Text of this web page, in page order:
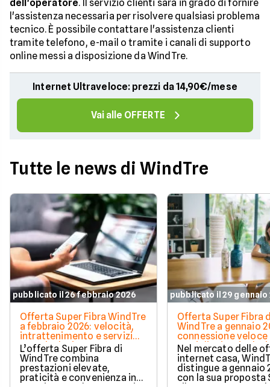
dell'operatore. Il servizio clienti sarà in grado di fornire
l'assistenza necessaria per risolvere qualsiasi problema
tecnico. È possibile contattare l'assistenza clienti
tramite telefono, e-mail o tramite i canali di supporto
online messi a disposizione da WindTre.
Internet Ultraveloce: prezzi da 14,90€/mese
Vai alle OFFERTE
Tutte le news di WindTre
pubblicato il 26 febbraio 2026
Offerta Super Fibra WindTre
a febbraio 2026: velocità,
intrattenimento e servizi
extra inclusi
L’offerta Super Fibra di
WindTre combina
prestazioni elevate,
praticità e convenienza in
pubblicato il 29 gennaio
Offerta Super Fibra
WindTre a gennaio
connessione veloce
mesi di Prime inclusi
Nel mercato delle
internet casa,
distingue a gennaio
con la sua proposta